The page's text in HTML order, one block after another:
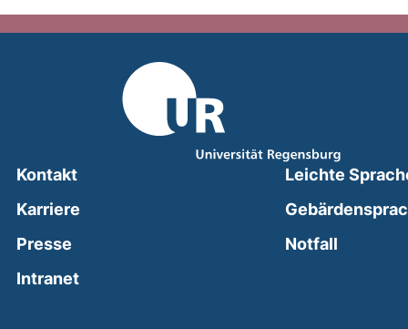
Kontakt
Karriere
Presse
Intranet(external link, opens in a new window)
Leichte
Notfall